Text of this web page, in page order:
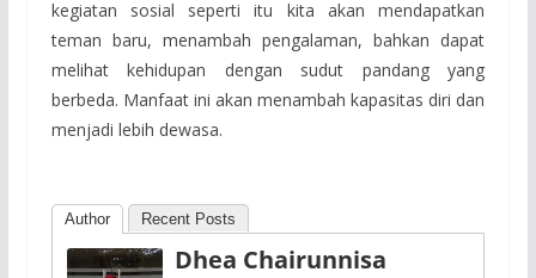
kegiatan sosial seperti itu kita akan mendapatkan
teman baru, menambah pengalaman, bahkan dapat
melihat kehidupan dengan sudut pandang yang
berbeda. Manfaat ini akan menambah kapasitas diri dan
menjadi lebih dewasa.
Author Recent Posts
Dhea Chairunnisa